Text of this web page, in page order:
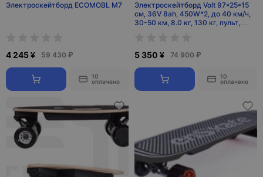
Электроскейтборд ECOMOBL M7
4 245 ¥ 59 430 ₽
10
оплачено
Электроскейтборд Volt 97*25*15
см, 36V 8ah, 450W*2, до 40 км/ч,
30-50 км, 8.0 кг, 130 кг, пульт,
5 350 ¥ 74 900 ₽
10
оплачено